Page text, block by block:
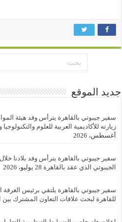
جديد الموقع
سفير جيبوتي بالقاهرة يترأس وفد هيئة
زيارته للأكاديمية العربية للعلوم
أغسطس، 2026
سفير جيبوتي بالقاهرة يترأس وفد بلادنا
الجيبوتي الذي عقد بالقاهرة 28 يوليو، 2026
سفير جيبوتي بالقاهرة يلتقي برئيس الغرفة
للقاهرة لبحث علاقات التعاون المشترك بين